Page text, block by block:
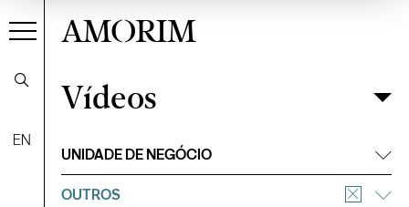
EN
AMORIM
VídeosFiltrar
Vídeos
UNIDADE DE NEGÓCIO
OUTROS